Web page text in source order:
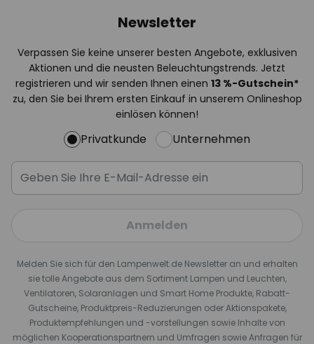
Newsletter
Verpassen Sie keine unserer besten Angebote, exklusiven
Aktionen und die neusten Beleuchtungstrends. Jetzt
registrieren und wir senden Ihnen einen 13 %-Gutschein*
zu, den Sie bei Ihrem ersten Einkauf in unserem Onlineshop
einlösen können!
Privatkunde Unternehmen
Anmelden
Melden Sie sich für den Lampenwelt.de Newsletter an und erhalten
sie tolle Angebote aus dem Sortiment Lampen und Leuchten,
Ventilatoren, Solaranlagen und Smart Home Produkte, Rabatt-
Gutscheine, Produktpreis-Reduzierungen oder Aktionspakete,
Produktempfehlungen und -vorstellungen sowie Inhalte von
möglichen Kooperationspartnern und Umfragen sowie Anfragen für